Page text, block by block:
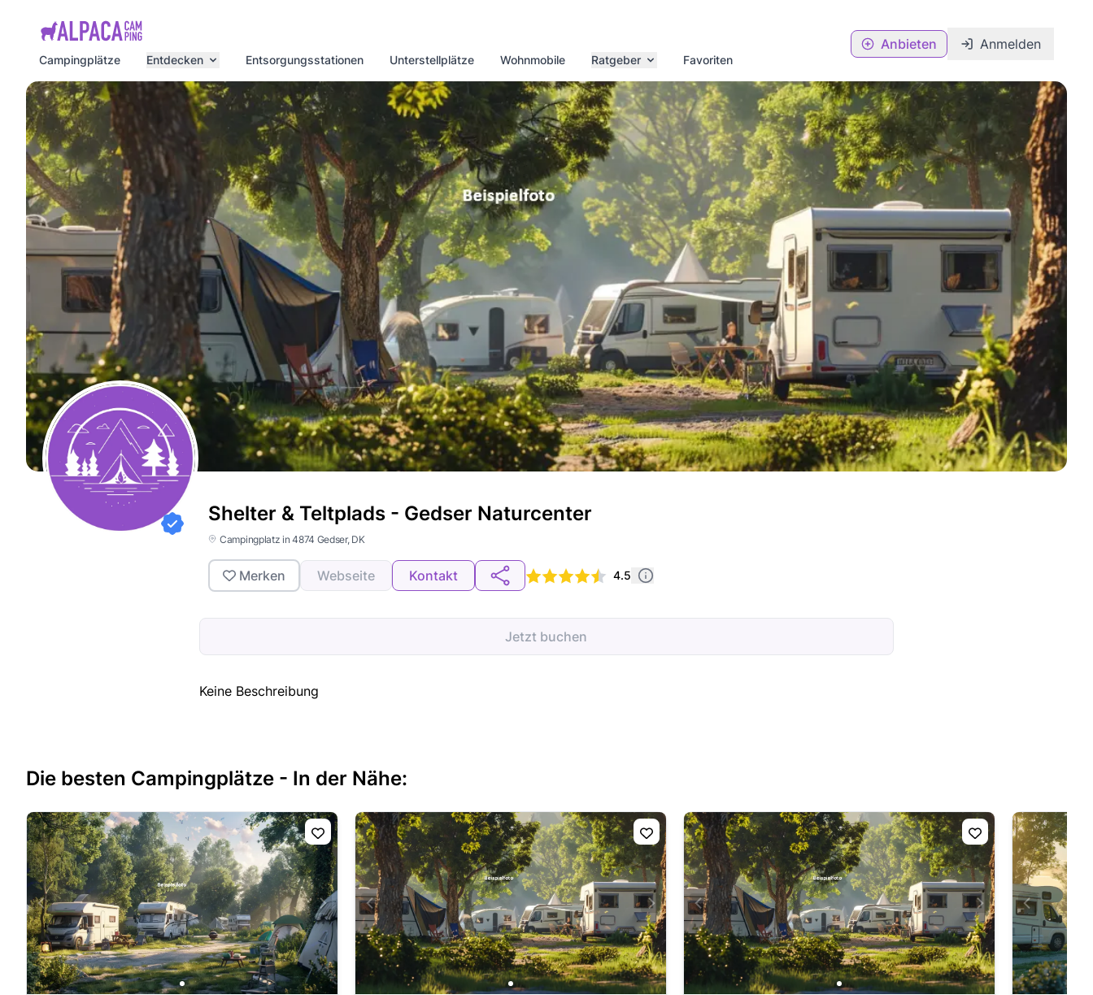
Campingplätze
Entdecken Entsorgungsstationen Unterstellplätze Wohnmobile Ratgeber Favoriten
Anbieten Anmelden
Shelter & Teltplads - Gedser Naturcenter
Campingplatz in 4874 Gedser, DK
Merken Webseite Kontakt 4.5
Jetzt buchen
Keine Beschreibung
Die besten Campingplätze - In der Nähe: